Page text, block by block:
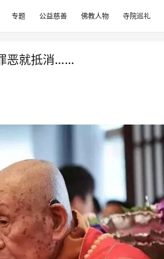
专题 公益慈善 佛教人物 寺院巡礼
恶就抵消……